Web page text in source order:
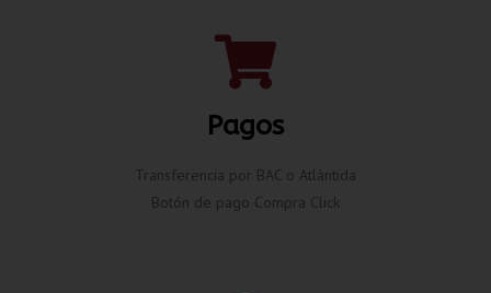
Pagos
Transferencia por BAC o Atlántida
Botón de pago Compra Click